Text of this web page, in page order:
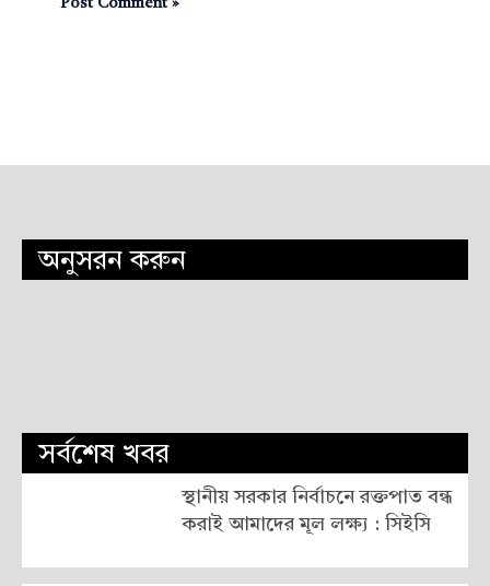
অনুসরন করুন
সর্বশেষ খবর
স্থানীয় সরকার নির্বাচনে রক্তপাত বন্ধ
করাই আমাদের মূল লক্ষ্য : সিইসি